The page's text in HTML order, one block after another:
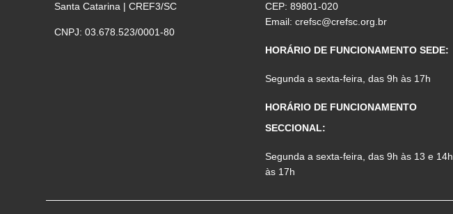
Santa Catarina | CREF3/SC
CNPJ: 03.678.523/0001-80
CEP: 89801-020
Email:crefsc@crefsc.org.br
HORÁRIO DE FUNCIONAMENTO SEDE:
Segunda a sexta-feira, das 9h às 17h
HORÁRIO DE FUNCIONAMENTO
SECCIONAL:
Segunda a sexta-feira, das 9h às 13 e 14h
às 17h